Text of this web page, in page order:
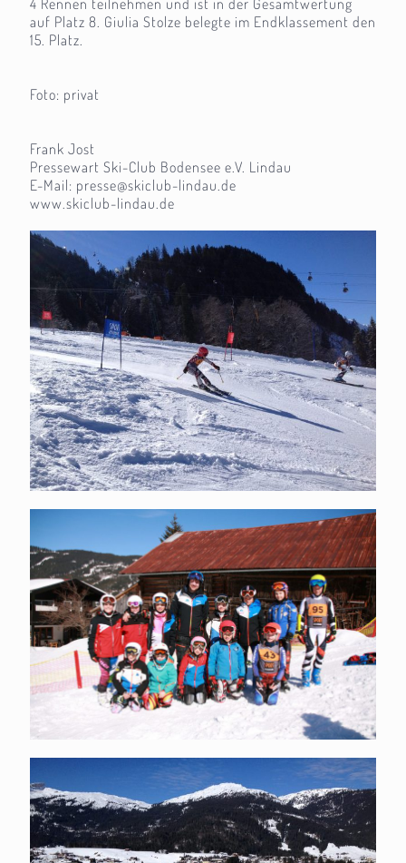
4 Rennen teilnehmen und ist in der Gesamtwertung
auf Platz 8. Giulia Stolze belegte im Endklassement den
15. Platz.
Foto: privat
Frank Jost
Pressewart Ski-Club Bodensee e.V. Lindau
E-Mail: presse@skiclub-lindau.de
www.skiclub-lindau.de